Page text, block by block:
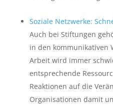
Soziale Netzwerke:
Auch bei Stiftungen
in den kommunikativen
Arbeit wird immer
entsprechende
Reaktionen auf die
Organisationen damit